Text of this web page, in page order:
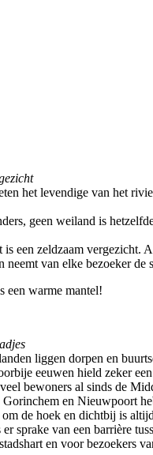
het levendige van het
geen weiland is
is een zeldzaam vergezicht.
neemt van elke bezoeker de
een warme mantel!
liggen dorpen en
eeuwen hield zeker
bewoners al sinds de
en Nieuwpoort
om de hoek en dichtbij is
sprake van een barrière
en voor bezoekers